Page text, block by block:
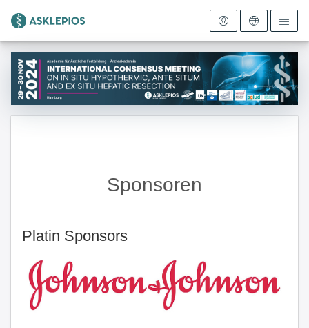
Zur Startseite
Sponsoren
Platin Sponsors